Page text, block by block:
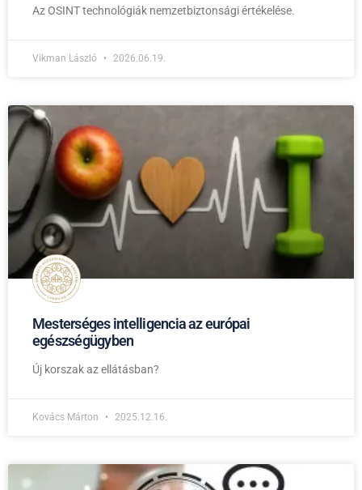
Az OSINT technológiák nemzetbiztonsági értékelése.
Vikman László 2026.06.19.
Mesterséges intelligencia az európai
egészségügyben
Új korszak az ellátásban?
Kovács Márton 2025.12.16.